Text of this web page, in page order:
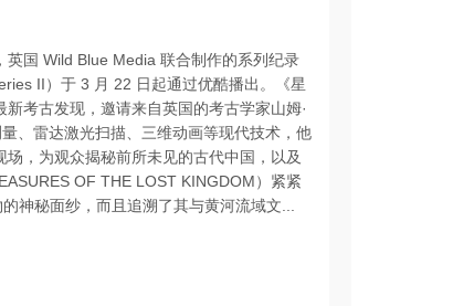
国 Wild Blue Media 联合制作的系列纪录
II）于 3 月 22 日起通过优酷播出。《星
考古发现，邀请来自英国的考古学家山姆·
、雷达激光扫描、三维动画等现代技术，他
，为观众揭秘前所未见的古代中国，以及
OF THE LOST KINGDOM）紧紧
神秘面纱，而且追溯了其与黄河流域文...